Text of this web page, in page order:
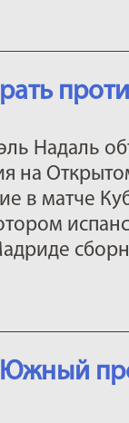
Надаль
на
в матче
Южный